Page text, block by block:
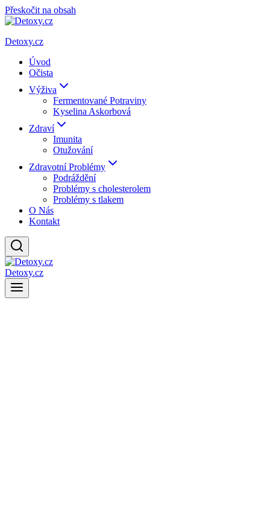
Přeskočit na obsah
Detoxy.cz
Úvod
Očista
Výživa
Fermentované Potraviny
Kyselina Askorbová
Zdraví
Imunita
Otužování
Zdravotní Problémy
Podráždění
Problémy s cholesterolem
Problémy s tlakem
O Nás
Kontakt
Detoxy.cz